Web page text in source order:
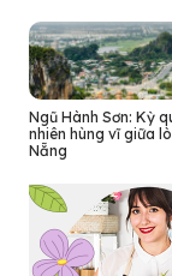
Ngũ Hành Sơn: Kỳ
nhiên hùng vĩ giữa
Nẵng